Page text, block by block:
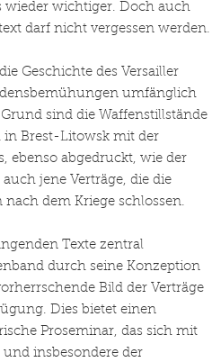
wieder wichtiger. Doch auch
darf nicht vergessen werden.
Geschichte des Versailler
umfänglich
sind die Waffenstillstände
in Brest-Litowsk mit der
ebenso abgedruckt, wie der
jene Verträge, die die
dem Kriege schlossen.
Texte zentral
durch seine Konzeption
Bild der Verträge
Dies bietet einen
Proseminar, das sich mit
insbesondere der